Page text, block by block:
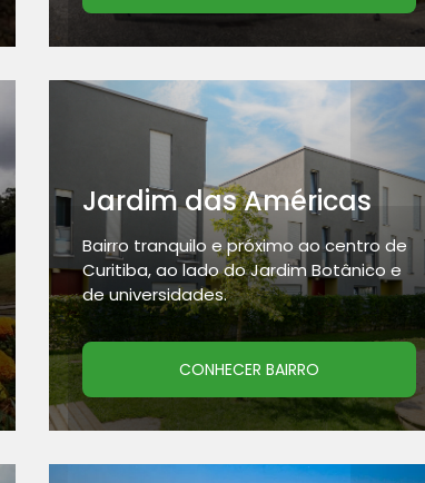
Jardim das Américas
Bairro tranquilo e próximo ao centro de
Curitiba, ao lado do Jardim Botânico e
de universidades.
CONHECER BAIRRO